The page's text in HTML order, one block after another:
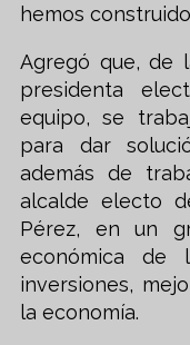
hemos
Agregó que, de
presidenta
equipo, se
para dar
además de
alcalde electo
Pérez, en un
económica de
inversiones,
la economía.